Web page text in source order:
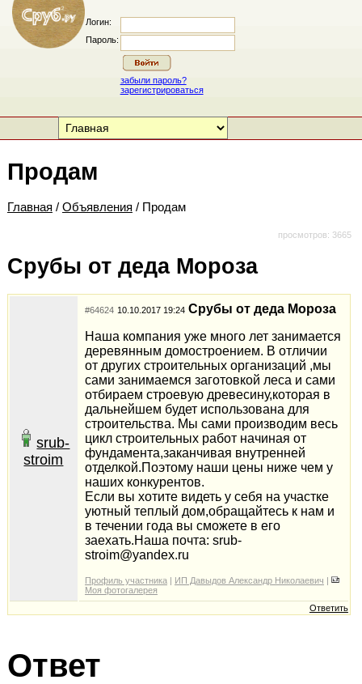
Логин:
Пароль:
забыли пароль?
зарегистрироваться
Продам
Главная / Объявления / Продам
просмотров: 3665
Срубы от деда Мороза
srub-
stroim
#64624 10.10.2017 19:24Срубы от деда Мороза
Наша компания уже много лет занимается
деревянным домостроением. В отличии
от других строительных организаций ,мы
сами занимаемся заготовкой леса и сами
отбираем строевую древесину,которая в
дальнейшем будет использована для
строительства. Мы сами производим весь
цикл строительных работ начиная от
фундамента,заканчивая внутренней
отделкой.Поэтому наши цены ниже чем у
наших конкурентов.
Если вы хотите видеть у себя на участке
уютный теплый дом,обращайтесь к нам и
в течении года вы сможете в его
заехать.Наша почта: srub-
stroim@yandex.ru
Профиль участника| ИП Давыдов Александр Николаевич |
Моя фотогалерея
Ответить
Ответ